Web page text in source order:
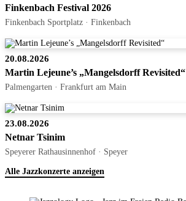
Finkenbach Festival 2026
Finkenbach Sportplatz · Finkenbach
20.08.2026
Martin Lejeune’s „Mangelsdorff Revisited“
Palmengarten · Frankfurt am Main
23.08.2026
Netnar Tsinim
Speyerer Rathausinnenhof · Speyer
Alle Jazzkonzerte anzeigen